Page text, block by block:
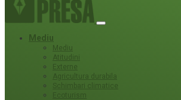
Mediu
Mediu
Atitudini
Externe
Agricultura durabila
Schimbari climatice
Ecoturism